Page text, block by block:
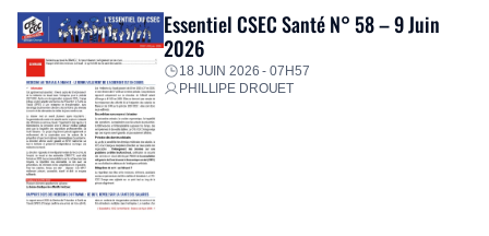
Essentiel CSEC Santé N° 58 – 9 Juin
2026
18 JUIN 2026 - 07H57
PHILLIPE DROUET